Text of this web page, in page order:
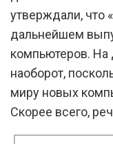
утверждали, что
дальнейшем
компьютеров. На
наоборот,
миру новых
Скорее всего,